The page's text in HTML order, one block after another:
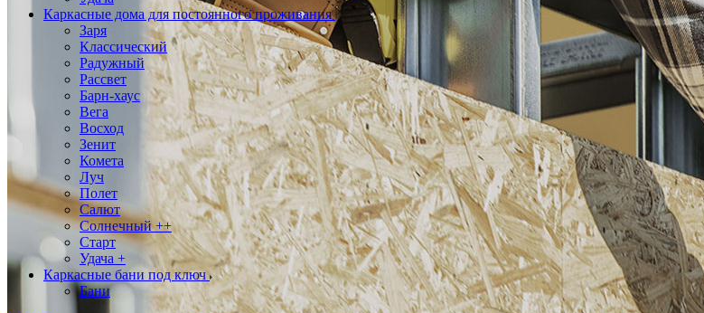
Каркасные дома для постоянного проживания
Заря
Классический
Радужный
Рассвет
Барн-хаус
Вега
Восход
Зенит
Комета
Луч
Полет
Салют
Солнечный ++
Старт
Удача +
Каркасные бани под ключ
Бани